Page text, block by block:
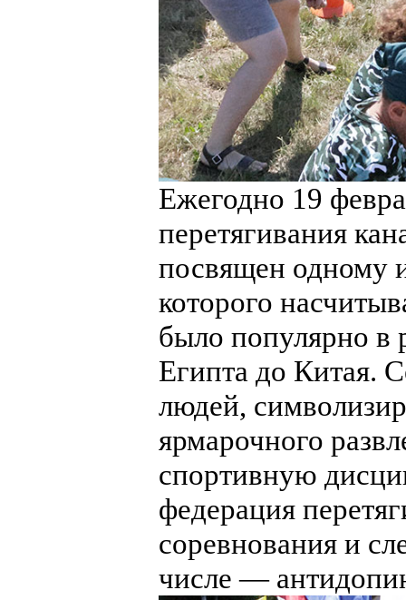
Ежегодно 19
перетягивания
посвящен одному
которого
было популярно в
Египта до Китая.
людей,
ярмарочного
спортивную
федерация
соревнования и
числе —